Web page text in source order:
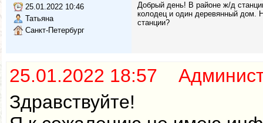
25.01.2022 10:46
Татьяна
Санкт-Петербург
Добрый день! В районе ж/д
колодец и один деревянный дом.
станции?
25.01.2022 18:57
Здравствуйте!